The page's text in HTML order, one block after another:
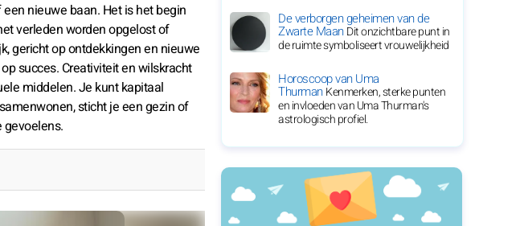
nieuwe baan. Het is het begin
verleden worden opgelost of
gericht op ontdekkingen en nieuwe
succes. Creativiteit en wilskracht
middelen. Je kunt kapitaal
sticht je een gezin of
De verborgen geheimen van de
Zwarte MaanDit onzichtbare punt in
de ruimte symboliseert vrouwelijkheid
Horoscoop van Uma
ThurmanKenmerken, sterke punten
en invloeden van Uma Thurman's
astrologisch profiel.